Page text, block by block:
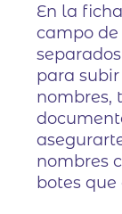
En la
campo
para
nombres,
nombres
botes